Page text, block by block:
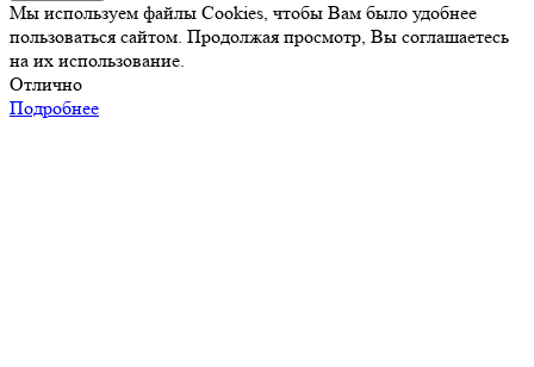
Мы используем файлы Cookies, чтобы Вам было удобнее
пользоваться сайтом. Продолжая просмотр, Вы соглашаетесь
на их использование.
Отлично
Подробнее